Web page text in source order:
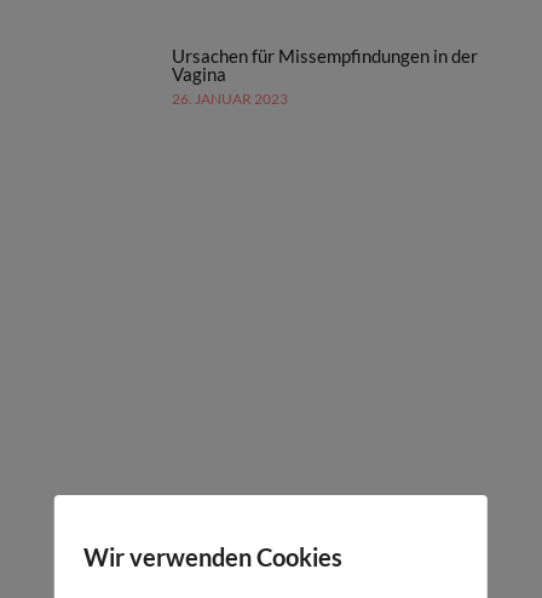
Ursachen für Missempfindungen in der
Vagina
26. JANUAR 2023
Wir verwenden Cookies